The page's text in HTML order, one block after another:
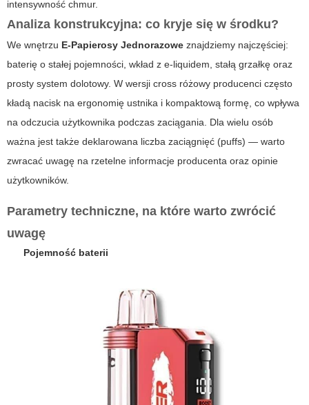
intensywność chmur.
Analiza konstrukcyjna: co kryje się w środku?
We wnętrzu E-Papierosy Jednorazowe znajdziemy najczęściej:
baterię o stałej pojemności, wkład z e-liquidem, stałą grzałkę oraz
prosty system dolotowy. W wersji cross różowy producenci często
kładą nacisk na ergonomię ustnika i kompaktową formę, co wpływa
na odczucia użytkownika podczas zaciągania. Dla wielu osób
ważna jest także deklarowana liczba zaciągnięć (puffs) — warto
zwracać uwagę na rzetelne informacje producenta oraz opinie
użytkowników.
Parametry techniczne, na które warto zwrócić
uwagę
Pojemność baterii